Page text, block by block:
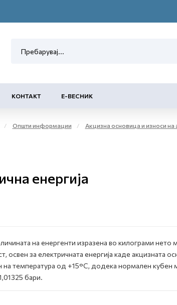
КОНТАКТ Е-ВЕСНИК
Општи информации
Акцизна основица и износи на
енергија
на енергенти изразена во килограми нето
освен за електричната енергија каде акцизната
на температура од +15°C, додека нормален кубен
бари.